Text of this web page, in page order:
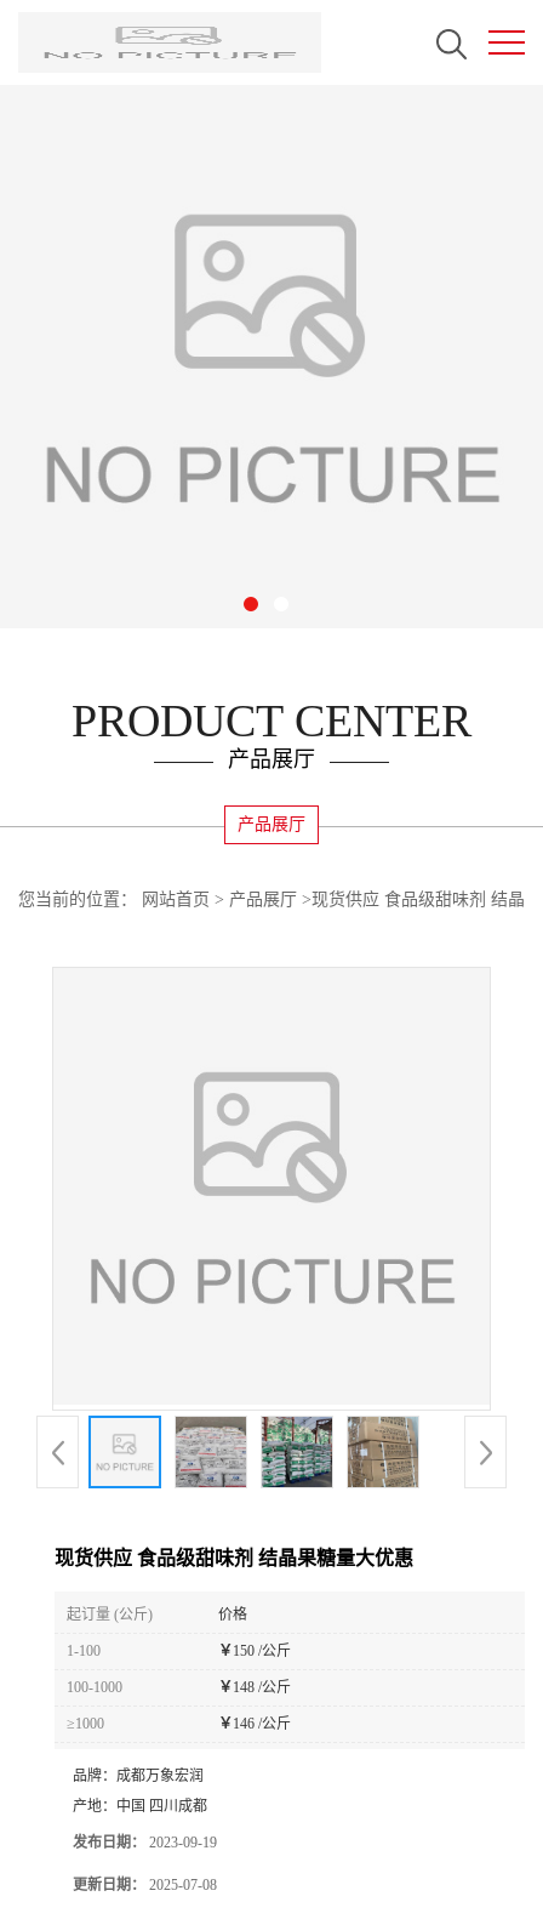
PRODUCT CENTER
产品展厅
产品展厅
您当前的位置： 网站首页 > 产品展厅 >现货供应 食品级甜味剂 结晶
现货供应 食品级甜味剂 结晶果糖量大优惠
起订量 (公斤) 价格
1-100 ￥ 150 /公斤
100-1000 ￥ 148 /公斤
≥1000 ￥ 146 /公斤
品牌： 成都万象宏润
产地： 中国 四川成都
发布日期： 2023-09-19
更新日期： 2025-07-08